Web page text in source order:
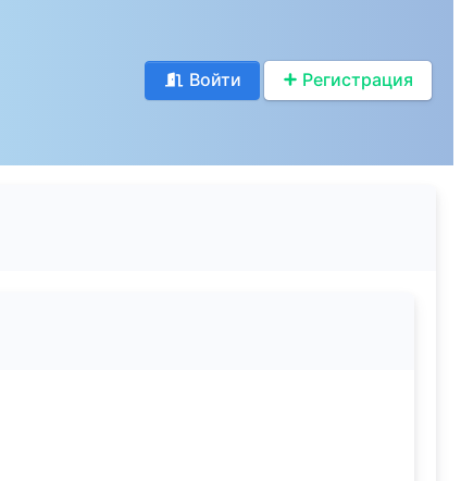
Войти Регистрация